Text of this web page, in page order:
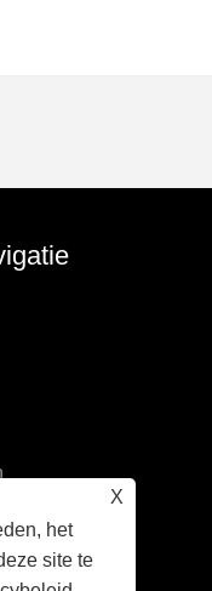
X
het
site te
met ons op